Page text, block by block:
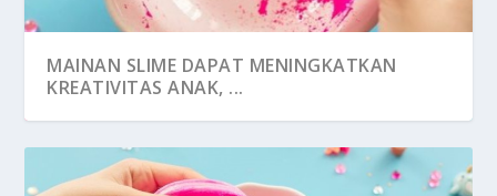
MAINAN SLIME DAPAT MENINGKATKAN
KREATIVITAS ANAK, ...